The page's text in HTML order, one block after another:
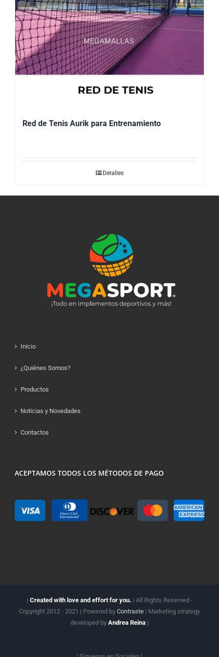
Red de Tenis Aurik para Entrenamiento
Detalles
Inicio
¿Quiénes Somos?
Productos
Noticias y Novedades
Contactos
ACEPTAMOS TODOS LOS MÉTODOS DE PAGO
| Created with love and effort for you. | All Rights Reserved -
Copyright 2012 - 2021 | Powered by Contraste | Marketing strategy
developed by Andrea Reina |